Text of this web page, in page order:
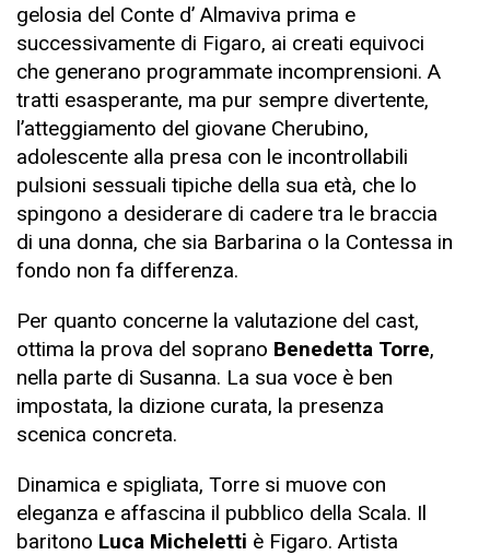
gelosia del Conte d’ Almaviva prima e
successivamente di Figaro, ai creati equivoci
che generano programmate incomprensioni. A
tratti esasperante, ma pur sempre divertente,
l’atteggiamento del giovane Cherubino,
adolescente alla presa con le incontrollabili
pulsioni sessuali tipiche della sua età, che lo
spingono a desiderare di cadere tra le braccia
di una donna, che sia Barbarina o la Contessa in
fondo non fa differenza.
Per quanto concerne la valutazione del cast,
ottima la prova del soprano Benedetta Torre,
nella parte di Susanna. La sua voce è ben
impostata, la dizione curata, la presenza
scenica concreta.
Dinamica e spigliata, Torre si muove con
eleganza e affascina il pubblico della Scala. Il
baritono Luca Micheletti è Figaro. Artista